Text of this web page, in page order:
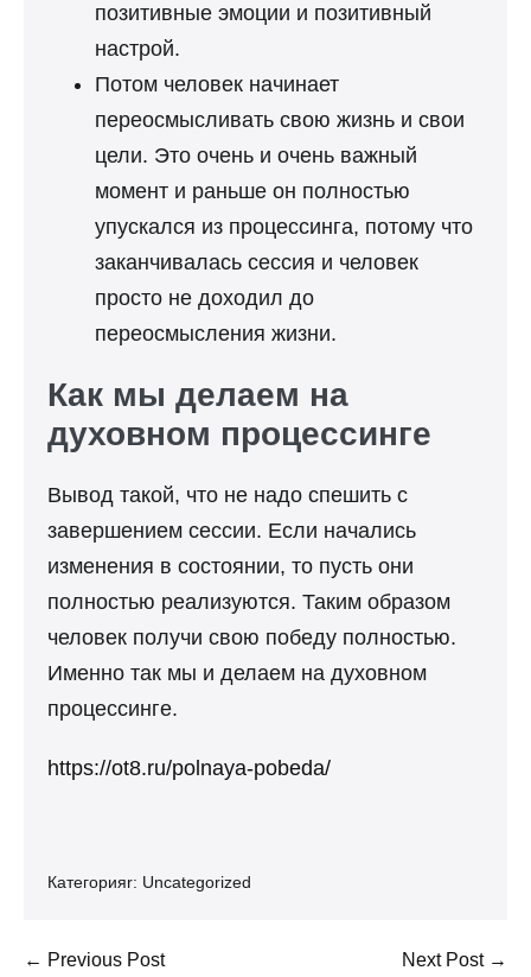
позитивные эмоции и позитивный
настрой.
Потом человек начинает
переосмысливать свою жизнь и свои
цели. Это очень и очень важный
момент и раньше он полностью
упускался из процессинга, потому что
заканчивалась сессия и человек
просто не доходил до
переосмысления жизни.
Как мы делаем на
духовном процессинге
Вывод такой, что не надо спешить с
завершением сессии. Если начались
изменения в состоянии, то пусть они
полностью реализуются. Таким образом
человек получи свою победу полностью.
Именно так мы и делаем на духовном
процессинге.
https://ot8.ru/polnaya-pobeda/
Категорияr: Uncategorized
Post
← Previous Post Next Post →